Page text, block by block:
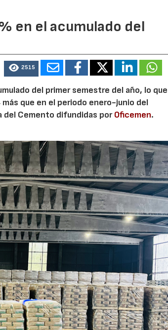
en el acumulado del
2515
del primer semestre del año, lo que
que en el periodo enero-junio del
del Cemento difundidas porOficemen.